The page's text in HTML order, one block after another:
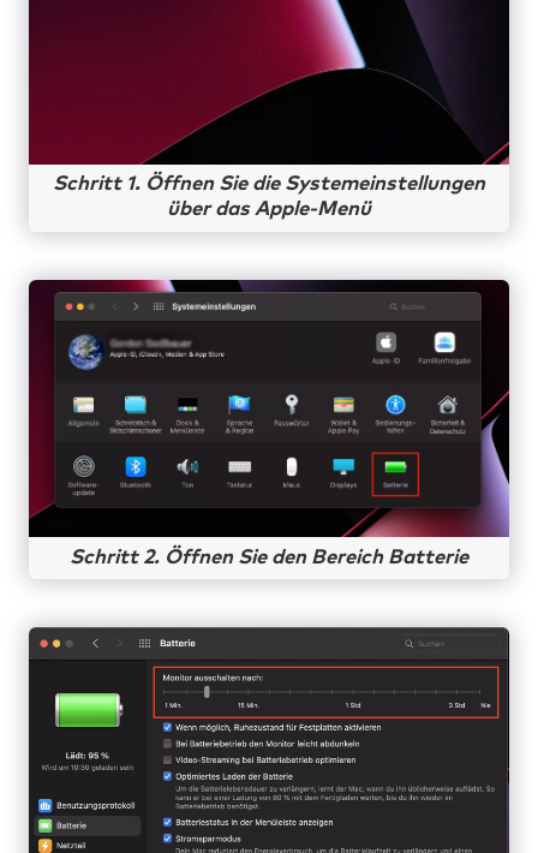
Schritt 1. Öffnen Sie die Systemeinstellungen
über das Apple-Menü
Schritt 2. Öffnen Sie den Bereich Batterie